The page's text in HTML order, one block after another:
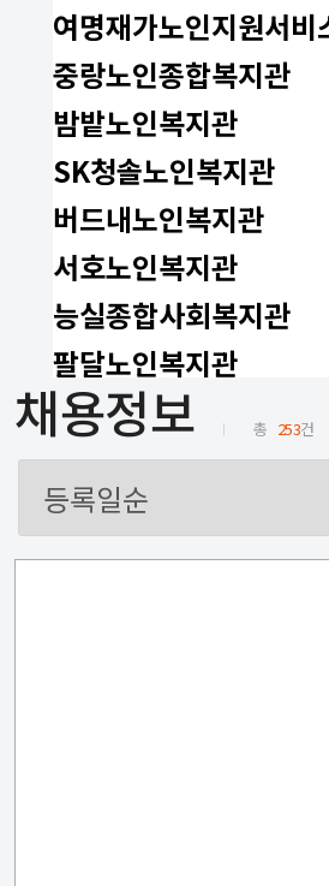
여명재가노인지원서비
중랑노인종합복지관
밤밭노인복지관
SK청솔노인복지관
버드내노인복지관
서호노인복지관
능실종합사회복지관
팔달노인복지관
채용정보 총 253건